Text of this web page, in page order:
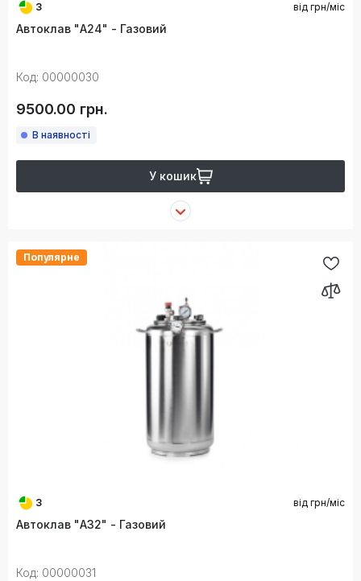
3 від грн/міс
Автоклав "А24" - Газовий
Код: 00000030
9500.00 грн.
В наявності
У кошик
Популярне
3 від грн/міс
Автоклав "А32" - Газовий
Код: 00000031